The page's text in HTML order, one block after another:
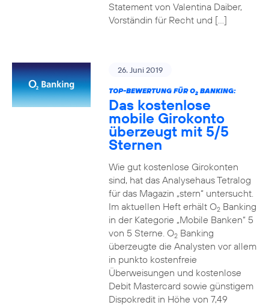
Statement von Valentina Daiber,
Vorständin für Recht und […]
26. Juni 2019
TOP-BEWERTUNG FÜR O2BANKING:
Das kostenlose
mobile Girokonto
überzeugt mit 5/5
Sternen
Wie gut kostenlose Girokonten
sind, hat das Analysehaus Tetralog
für das Magazin „stern“ untersucht.
Im aktuellen Heft erhält O2Banking
in der Kategorie „Mobile Banken“ 5
von 5 Sterne. O2Banking
überzeugte die Analysten vor allem
in punkto kostenfreie
Überweisungen und kostenlose
Debit Mastercard sowie günstigem
Dispokredit in Höhe von 7,49